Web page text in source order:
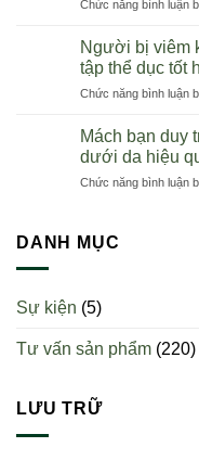
Chức năng bình luận
Người bị viêm
tập thể dục tốt
Chức năng bình luận
Mách bạn duy
dưới da hiệu
Chức năng bình luận
DANH MỤC
Sự kiện (5)
Tư vấn sản phẩm (220)
LƯU TRỮ